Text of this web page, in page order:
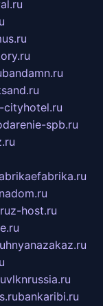
bandamn.ru
cityhotel.ru
spb.ru
z-host.ru
vlknrussia.ru
bankaribi.ru